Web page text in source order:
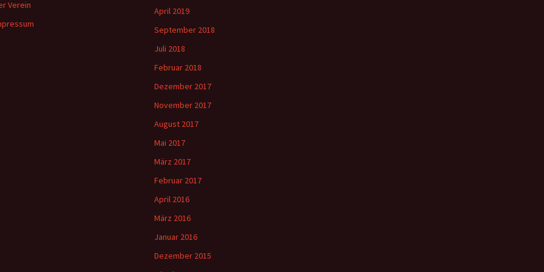
Verein
April 2019
September 2018
Juli 2018
Februar 2018
Dezember 2017
November 2017
August 2017
Mai 2017
März 2017
Februar 2017
April 2016
März 2016
Januar 2016
Dezember 2015